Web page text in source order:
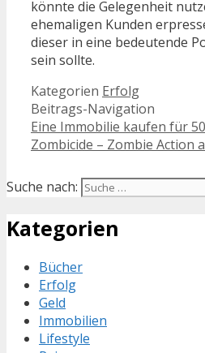
könnte die Gelegenheit
ehemaligen Kunden
dieser in eine bedeutende
sein sollte.
Kategorien Erfolg
Beitrags-Navigation
Eine Immobilie kaufen für
Zombicide – Zombie Action
Suche nach:
Kategorien
Bücher
Erfolg
Geld
Immobilien
Lifestyle